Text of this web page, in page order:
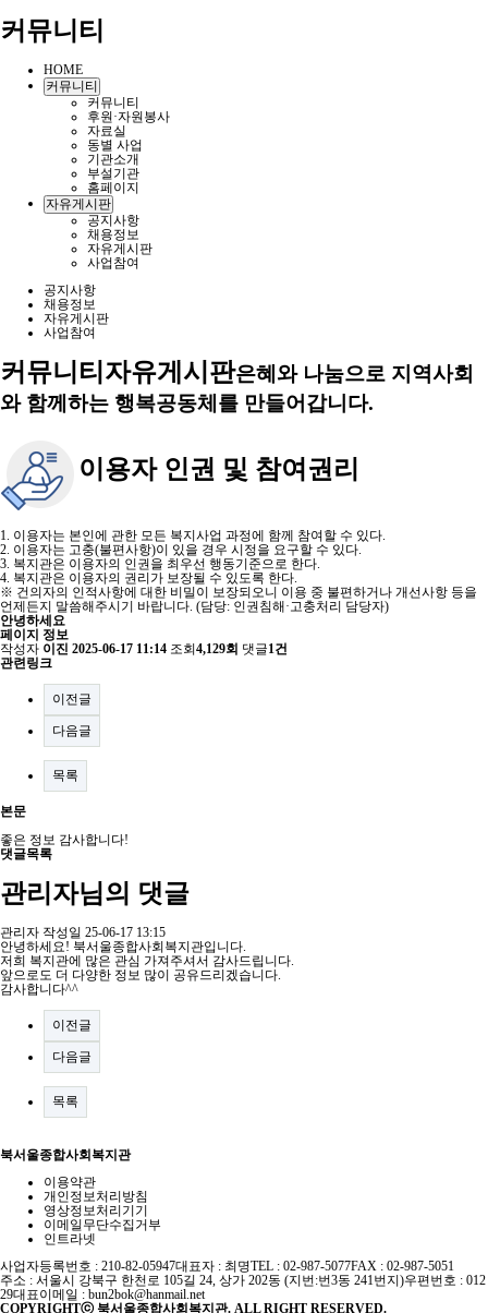
커뮤니티
HOME
커뮤니티
커뮤니티
후원·자원봉사
자료실
동별 사업
기관소개
부설기관
홈페이지
자유게시판
공지사항
채용정보
자유게시판
사업참여
공지사항
채용정보
자유게시판
사업참여
커뮤니티 자유게시판은혜와 나눔으로 지역사회
와 함께하는 행복공동체를 만들어갑니다.
이용자 인권 및 참여권리
1. 이용자는 본인에 관한 모든 복지사업 과정에 함께 참여할 수 있다.
2. 이용자는 고충(불편사항)이 있을 경우 시정을 요구할 수 있다.
3. 복지관은 이용자의 인권을 최우선 행동기준으로 한다.
4. 복지관은 이용자의 권리가 보장될 수 있도록 한다.
※ 건의자의 인적사항에 대한 비밀이 보장되오니 이용 중 불편하거나 개선사항 등을
언제든지 말씀해주시기 바랍니다. (담당: 인권침해·고충처리 담당자)
안녕하세요
페이지 정보
작성자 이진 2025-06-17 11:14 조회 4,129회 댓글1건
관련링크
이전글
다음글
목록
본문
좋은 정보 감사합니다!
댓글목록
관리자님의 댓글
관리자 작성일 25-06-17 13:15
안녕하세요! 북서울종합사회복지관입니다.
저희 복지관에 많은 관심 가져주셔서 감사드립니다.
앞으로도 더 다양한 정보 많이 공유드리겠습니다.
감사합니다^^
이전글
다음글
목록
북서울종합사회복지관
이용약관
개인정보처리방침
영상정보처리기기
이메일무단수집거부
인트라넷
사업자등록번호 : 210-82-05947대표자 : 최명TEL : 02-987-5077FAX : 02-987-5051
주소 : 서울시 강북구 한천로 105길 24, 상가 202동 (지번:번3동 241번지)우편번호 : 012
29대표이메일 : bun2bok@hanmail.net
COPYRIGHTⓒ 북서울종합사회복지관. ALL RIGHT RESERVED.